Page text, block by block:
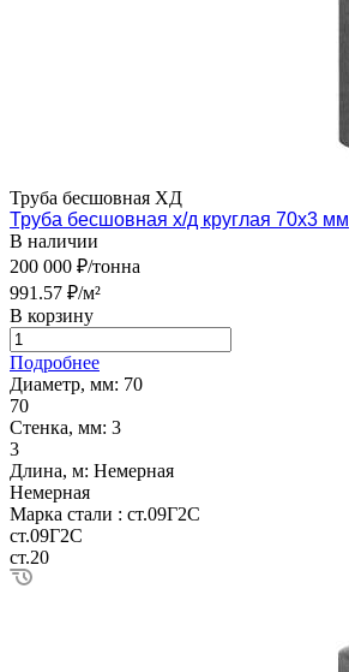
Труба бесшовная ХД
Труба бесшовная х/д круглая 70х3 мм
В наличии
200 000 ₽/тонна
991.57 ₽/м²
В корзину
Подробнее
Диаметр, мм: 70
70
Стенка, мм: 3
3
Длина, м: Немерная
Немерная
Марка стали : ст.09Г2С
ст.09Г2С
ст.20